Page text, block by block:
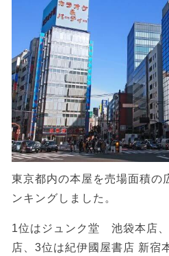
東京都内の本屋を売場面積の
ンキングしました。
1位はジュンク堂 池袋本店
店、3位は紀伊國屋書店 新宿